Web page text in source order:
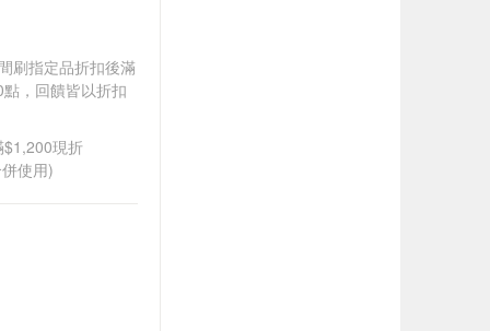
刷指定品折扣後滿
，回饋皆以折扣
現折
使用)